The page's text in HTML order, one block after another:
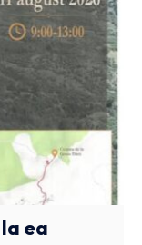
ea